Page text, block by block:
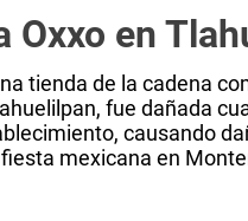
Oxxo en
tienda de la cadena
fue dañada
causando
mexicana en